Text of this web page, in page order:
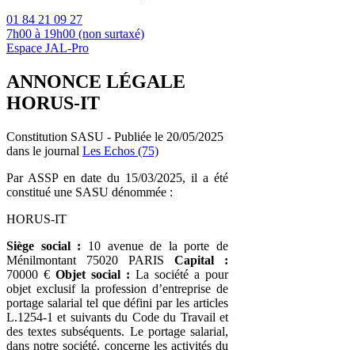
01 84 21 09 27
7h00 à 19h00 (non surtaxé)
Espace JAL-Pro
ANNONCE LÉGALE
HORUS-IT
Constitution SASU - Publiée le 20/05/2025
dans le journal Les Echos (75)
Par ASSP en date du 15/03/2025, il a été
constitué une SASU dénommée :
HORUS-IT
Siège social : 10 avenue de la porte de
Ménilmontant 75020 PARIS Capital :
70000 € Objet social : La société a pour
objet exclusif la profession d’entreprise de
portage salarial tel que défini par les articles
L.1254-1 et suivants du Code du Travail et
des textes subséquents. Le portage salarial,
dans notre société, concerne les activités du